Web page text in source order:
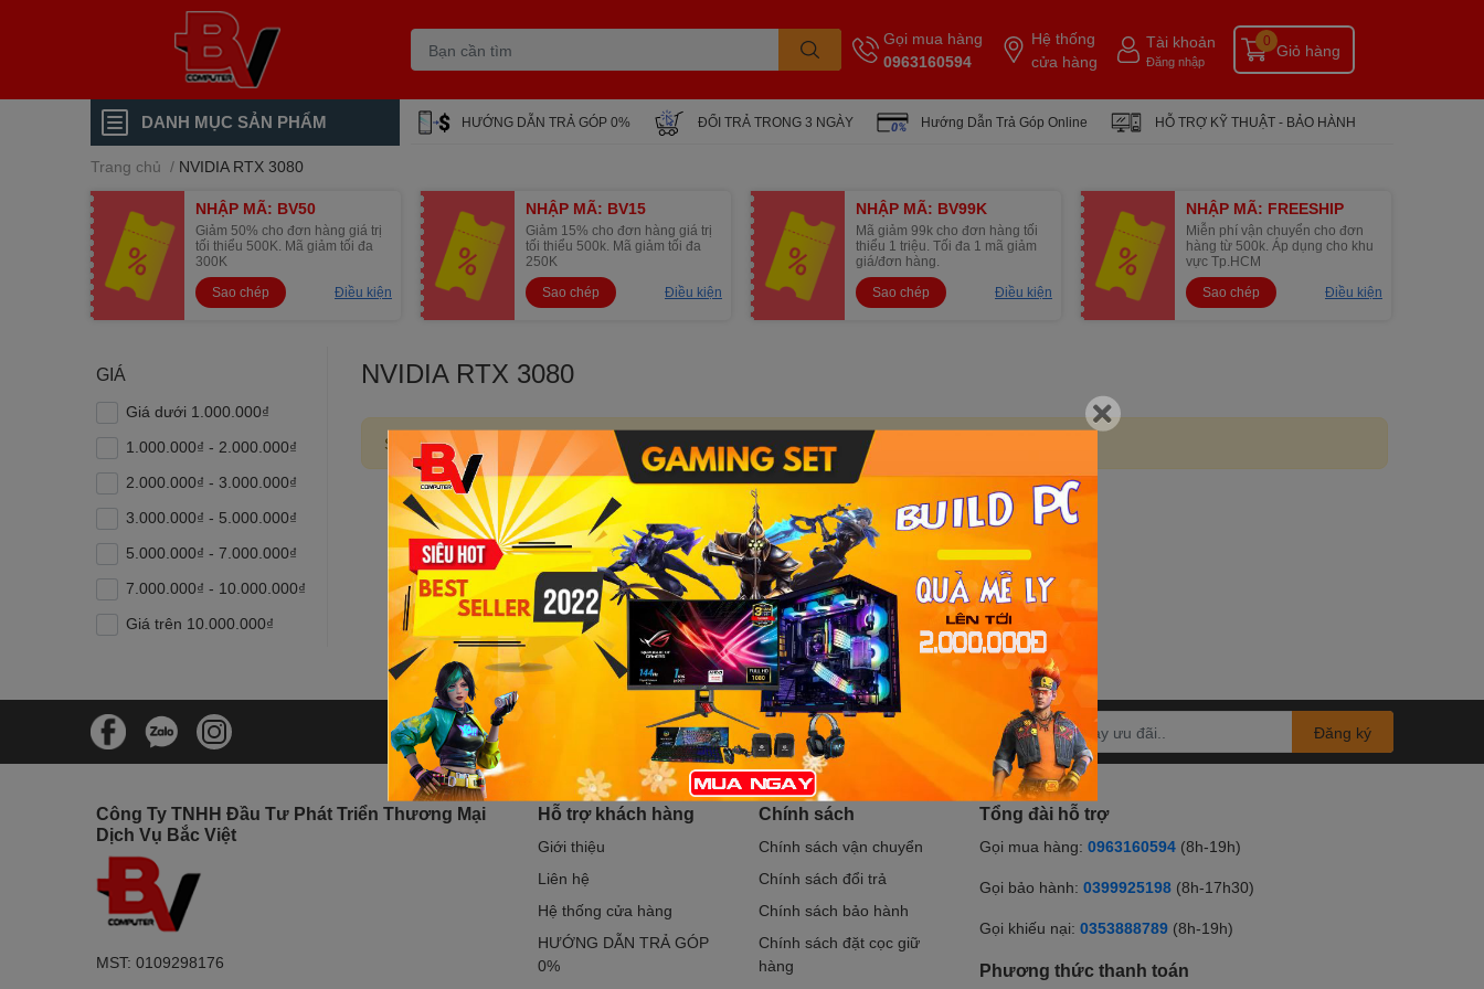
Gọi mua hàng
0963160594
Hệ thống
cửa hàng
Tài khoản
Đăng nhập
Giỏ hàng
0
DANH MỤC SẢN PHẨM HƯỚNG DẪN TRẢ GÓP 0% ĐỔI TRẢ TRONG 3 NGÀY Hướng Dẫn Trả Góp Online HỖ TRỢ KỸ THUẬT - BẢO HÀNH
Trang chủ / NVIDIA RTX 3080
NHẬP MÃ: BV50
Giảm 50% cho đơn hàng giá trị
tối thiểu 500K. Mã giảm tối đa
300K
Sao chép
Điều kiện
NHẬP MÃ: BV15
Giảm 15% cho đơn hàng giá trị
tối thiểu 500k. Mã giảm tối đa
250K
Sao chép
Điều kiện
NHẬP MÃ: BV99K
Mã giảm 99k cho đơn hàng tối
thiểu 1 triệu. Tối đa 1 mã giảm
giá/đơn hàng.
Sao chép
Điều kiện
NHẬP MÃ: FREESHIP
Miễn phí vận chuyển cho đơn
hàng từ 500k. Áp dụng cho khu
vực Tp.HCM
Sao chép
Điều kiện
GIÁ
Giá dưới 1.000.000₫
1.000.000₫ - 2.000.000₫
2.000.000₫ - 3.000.000₫
3.000.000₫ - 5.000.000₫
5.000.000₫ - 7.000.000₫
7.000.000₫ - 10.000.000₫
Giá trên 10.000.000₫
NVIDIA RTX 3080
Sản phẩm đang được cập nhật.
Bạn muốn nhận khuyến mãi đặc biệt?
Đăng ký ngay.
Đăng ký
Công Ty TNHH Đầu Tư Phát Triển Thương Mại
Dịch Vụ Bắc Việt
MST: 0109298176
Hỗ trợ khách hàng
Giới thiệu
Liên hệ
Hệ thống cửa hàng
HƯỚNG DẪN TRẢ GÓP
0%
Chính sách
Chính sách vận chuyển
Chính sách đổi trả
Chính sách bảo hành
Chính sách đặt cọc giữ
hàng
Tổng đài hỗ trợ
Gọi mua hàng: 0963160594 (8h-19h)
Gọi bảo hành: 0399925198 (8h-17h30)
Gọi khiếu nại: 0353888789 (8h-19h)
Phương thức thanh toán